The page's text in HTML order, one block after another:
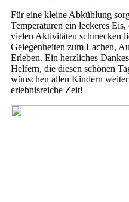
Für eine kleine Abkühlung
Temperaturen ein leckeres
vielen Aktivitäten schmecken
Gelegenheiten zum Lachen,
Erleben. Ein herzliches
Helfern, die diesen schönen
wünschen allen Kindern
erlebnisreiche Zeit!